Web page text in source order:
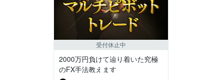
受付休止中
2000万円負けて辿り着いた究極
のFX手法教えます